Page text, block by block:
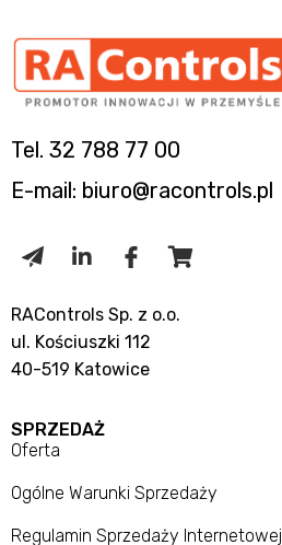
Tel. 32 788 77 00
E-mail: biuro@racontrols.pl
RAControls Sp. z o.o.
ul. Kościuszki 112
40-519 Katowice
SPRZEDAŻ
Oferta
Ogólne Warunki Sprzedaży
Regulamin Sprzedaży Internetowej